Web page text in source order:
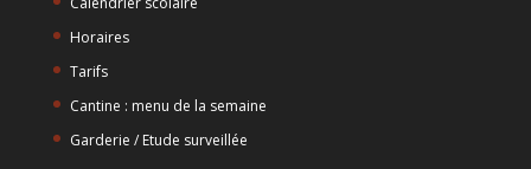
Horaires
Tarifs
Cantine : menu de la semaine
Garderie / Etude surveillée